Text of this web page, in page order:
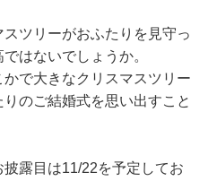
ツリーがおふたりを見守っ
はないでしょうか。
で大きなクリスマスツリー
のご結婚式を思い出すこと
露目は11/22を予定してお